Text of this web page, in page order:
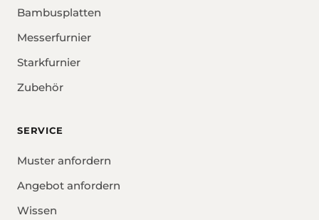
Bambusplatten
Messerfurnier
Starkfurnier
Zubehör
SERVICE
Muster anfordern
Angebot anfordern
Wissen